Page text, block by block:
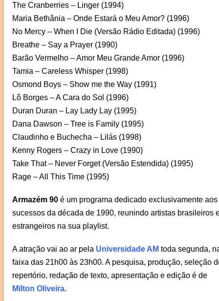
The Cranberries – Linger (1994)
Maria Bethânia – Onde Estará o Meu Amor? (1996)
No Mercy – When I Die (Versão Rádio Editada) (1996)
Breathe – Say a Prayer (1990)
Barão Vermelho – Amor Meu Grande Amor (1996)
Tamia – Careless Whisper (1998)
Osmond Boys – Show me the Way (1991)
Lô Borges – A Cara do Sol (1996)
Duran Duran – Lay Lady Lay (1995)
Dana Dawson – Tree is Family (1995)
Claudinho e Buchecha – Lilás (1998)
Kenny Rogers – Crazy in Love (1990)
Take That – Never Forget (Versão Estendida) (1995)
Rage – All This Time (1995)
Armazém 90é um programa dedicado exclusivamente aos
sucessos da década de 1990, reunindo artistas brasileiros
estrangeiros na sua playlist.
A atração vai ao ar pela Universidade AM toda segunda,
faixa das 21h00 às 23h00. A pesquisa, produção, seleção
repertório, redação de texto, apresentação e edição é de
Milton Oliveira.